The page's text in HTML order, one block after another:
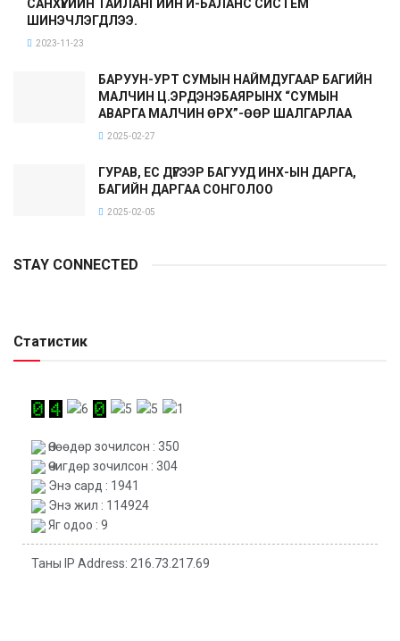
САНХҮҮГИЙН ТАЙЛАНГИЙН И-БАЛАНС СИСТЕМ
ШИНЭЧЛЭГДЛЭЭ.
2023-11-23
БАРУУН-УРТ СУМЫН НАЙМДУГААР БАГИЙН
МАЛЧИН Ц.ЭРДЭНЭБАЯРЫНХ “СУМЫН
АВАРГА МАЛЧИН ӨРХ”-ӨӨР ШАЛГАРЛАА
2025-02-27
ГУРАВ, ЕС ДҮГЭЭР БАГУУД ИНХ-ЫН ДАРГА,
БАГИЙН ДАРГАА СОНГОЛОО
2025-02-05
STAY CONNECTED
Статистик
Өнөөдөр зочилсон : 350
Өчигдөр зочилсон : 304
Энэ сард : 1941
Энэ жил : 114924
Яг одоо : 9
Таны IP Address: 216.73.217.69